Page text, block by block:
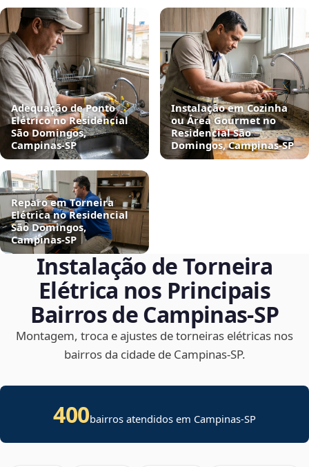
Adequação de Ponto
Elétrico no Residencial
São Domingos,
Campinas‑SP
Instalação em Cozinha
ou Área Gourmet no
Residencial São
Domingos, Campinas‑SP
Reparo em Torneira
Elétrica no Residencial
São Domingos,
Campinas‑SP
Instalação de Torneira
Elétrica nos Principais
Bairros de Campinas‑SP
Montagem, troca e ajustes de torneiras elétricas nos
bairros da cidade de Campinas‑SP.
400bairros atendidos em Campinas-SP